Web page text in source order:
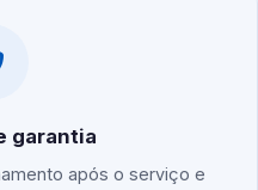
garantia
após o serviço e